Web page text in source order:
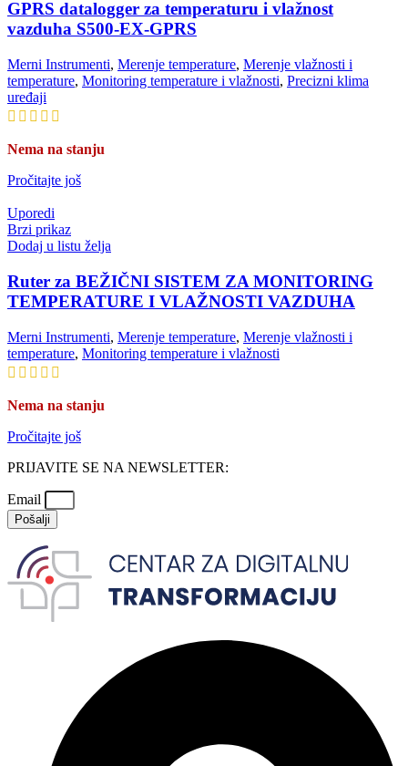
GPRS datalogger za temperaturu i vlažnost
vazduha S500-EX-GPRS
Merni Instrumenti, Merenje temperature, Merenje vlažnosti i
temperature, Monitoring temperature i vlažnosti, Precizni klima
uređaji
Nema na stanju
Pročitajte još
Uporedi
Brzi prikaz
Dodaj u listu želja
Ruter za BEŽIČNI SISTEM ZA MONITORING
TEMPERATURE I VLAŽNOSTI VAZDUHA
Merni Instrumenti, Merenje temperature, Merenje vlažnosti i
temperature, Monitoring temperature i vlažnosti
Nema na stanju
Pročitajte još
PRIJAVITE SE NA NEWSLETTER:
Email
Pošalji